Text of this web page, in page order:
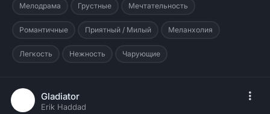
Мелодрама Грустные Мечтательность
Романтичные Приятный / Милый Меланхолия
Легкость Нежность Чарующие
Gladiator
Erik Haddad